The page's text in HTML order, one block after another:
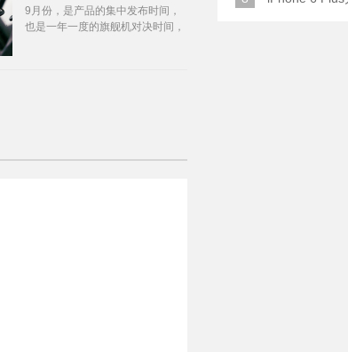
9月份，是产品的集中发布时间，
也是一年一度的旗舰机对决时间，